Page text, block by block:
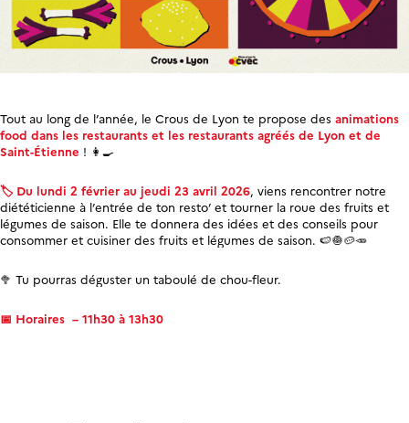
Tout au long de l’année, le Crous de Lyon te propose des animations
food dans les restaurants et les restaurants agréés de Lyon et de
Saint-Étienne ! 👩‍🍳
🏷️​ Du lundi 2 février au jeudi 23 avril 2026, viens rencontrer notre
diététicienne à l’entrée de ton resto’ et tourner la roue des fruits et
légumes de saison. Elle te donnera des idées et des conseils pour
consommer et cuisiner des fruits et légumes de saison. 🍉​​🧅​🥔​🥕​
🥦​ Tu pourras déguster un taboulé de chou-fleur.
📅 Horaires – 11h30 à 13h30